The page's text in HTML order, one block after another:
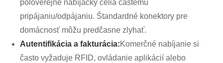
poloverejné nabíjačky čelia častému
pripájaniu/odpájaniu. Štandardné konektory pre
domácnosť môžu predčasne zlyhať.
Autentifikácia a fakturácia:Komerčné nabíjanie si
často vyžaduje RFID, ovládanie aplikácií alebo